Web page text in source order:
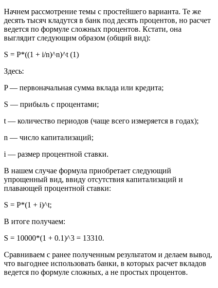
Начнем рассмотрение темы с простейшего варианта. Те же
десять тысяч кладутся в банк под десять процентов, но расчет
ведется по формуле сложных процентов. Кстати, она
выглядит следующим образом (общий вид):
S = P*((1 + i/n)^n)^t (1)
Здесь:
P — первоначальная сумма вклада или кредита;
S — прибыль с процентами;
t — количество периодов (чаще всего измеряется в годах);
n — число капитализаций;
i — размер процентной ставки.
В нашем случае формула приобретает следующий
упрощенный вид, ввиду отсутствия капитализаций и
плавающей процентной ставки:
S = P*(1 + i)^t;
В итоге получаем:
S = 10000*(1 + 0.1)^3 = 13310.
Сравниваем с ранее полученным результатом и делаем вывод,
что выгоднее использовать банки, в которых расчет вкладов
ведется по формуле сложных, а не простых процентов.